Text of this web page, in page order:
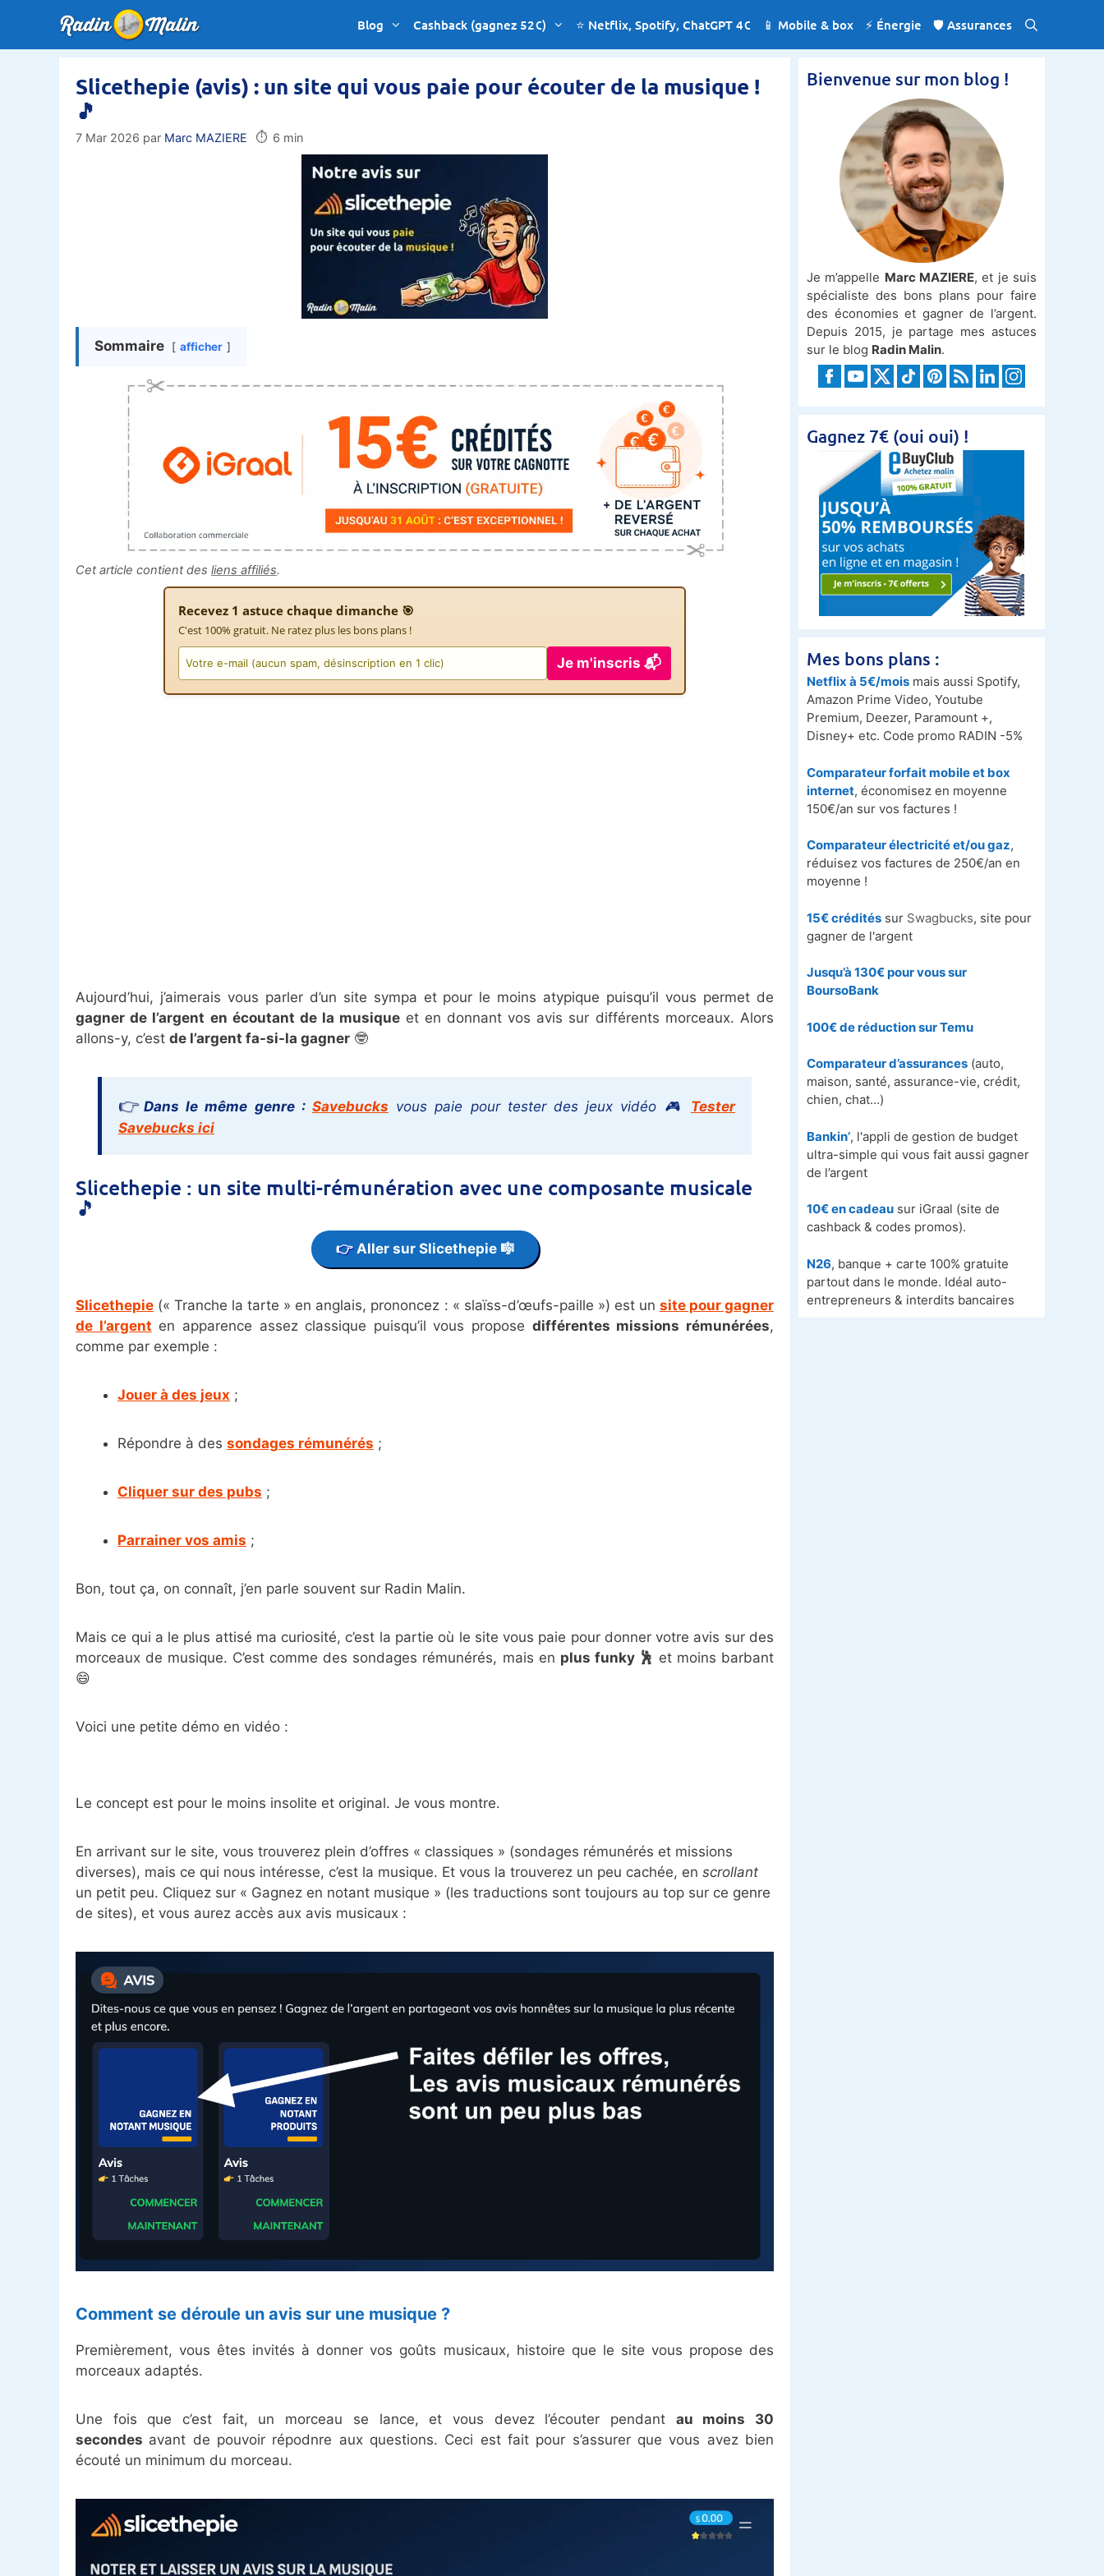
contenu
Blog Cashback (gagnez 52€) ⭐ Netflix, Spotify, ChatGPT 4€ 📱 Mobile & box ⚡️ Énergie 🛡️ Assurances
Slicethepie (avis) : un site qui vous paie pour écouter de la musique !
🎵
7 Mar 2026 par Marc MAZIERE ⏱️ 6 min
Sommaire afficher
Cet article contient des liens affiliés.
Recevez 1 astuce chaque dimanche 🎯
C'est 100% gratuit. Ne ratez plus les bons plans !
Je m'inscris 📬
Aujourd’hui, j’aimerais vous parler d’un site sympa et pour le moins atypique puisqu’il vous permet de
gagner de l’argent en écoutant de la musique et en donnant vos avis sur différents morceaux. Alors
allons-y, c’est de l’argent fa-si-la gagner 🤓
Dans le même genre :Savebucks vous paie pour tester des jeux vidéo 🎮 Tester
Savebucks ici
Slicethepie : un site multi-rémunération avec une composante musicale
🎵
Aller sur Slicethepie 🎼
Slicethepie (« Tranche la tarte » en anglais, prononcez : « slaïss-d’œufs-paille ») est un site pour gagner
de l’argent en apparence assez classique puisqu’il vous propose différentes missions rémunérées,
comme par exemple :
Jouer à des jeux ;
Répondre à des sondages rémunérés ;
Cliquer sur des pubs ;
Parrainer vos amis ;
Bon, tout ça, on connaît, j’en parle souvent sur Radin Malin.
Mais ce qui a le plus attisé ma curiosité, c’est la partie où le site vous paie pour donner votre avis sur des
morceaux de musique. C’est comme des sondages rémunérés, mais en plus funky 🕺 et moins barbant
😄
Voici une petite démo en vidéo :
Le concept est pour le moins insolite et original. Je vous montre.
En arrivant sur le site, vous trouverez plein d’offres « classiques » (sondages rémunérés et missions
diverses), mais ce qui nous intéresse, c’est la musique. Et vous la trouverez un peu cachée, en scrollant
un petit peu. Cliquez sur « Gagnez en notant musique » (les traductions sont toujours au top sur ce genre
de sites), et vous aurez accès aux avis musicaux :
Comment se déroule un avis sur une musique ?
Premièrement, vous êtes invités à donner vos goûts musicaux, histoire que le site vous propose des
morceaux adaptés.
Une fois que c’est fait, un morceau se lance, et vous devez l’écouter pendant au moins 30
secondes avant de pouvoir répodnre aux questions. Ceci est fait pour s’assurer que vous avez bien
écouté un minimum du morceau.
Bienvenue sur mon blog !
Je m’appelle Marc MAZIERE, et je suis
spécialiste des bons plans pour faire
des économies et gagner de l’argent.
Depuis 2015, je partage mes astuces
sur le blog Radin Malin.
Gagnez 7€ (oui oui) !
Mes bons plans :
Netflix à 5€/mois mais aussi Spotify,
Amazon Prime Video, Youtube
Premium, Deezer, Paramount +,
Disney+ etc. Code promo RADIN -5%
Comparateur forfait mobile et box
internet, économisez en moyenne
150€/an sur vos factures !
Comparateur électricité et/ou gaz,
réduisez vos factures de 250€/an en
moyenne !
15€ crédités sur Swagbucks, site pour
gagner de l'argent
Jusqu’à 130€ pour vous sur
BoursoBank
100€ de réduction surTemu
Comparateur d’assurances (auto,
maison, santé, assurance-vie, crédit,
chien, chat…)
Bankin’, l'appli de gestion de budget
ultra-simple qui vous fait aussi gagner
de l’argent
10€ en cadeau sur iGraal (site de
cashback & codes promos).
N26, banque + carte 100% gratuite
partout dans le monde. Idéal auto-
entrepreneurs & interdits bancaires